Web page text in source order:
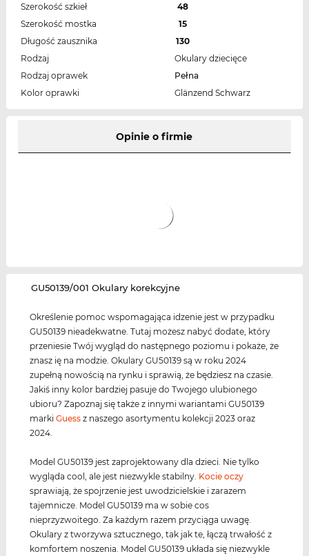
Szerokość szkieł
48
Szerokość mostka
15
Długość zausznika
130
Rodzaj
Okulary dziecięce
Rodzaj oprawek
Pełna
Kolor oprawki
Glänzend Schwarz
Opinie o firmie
‌GU50139/001 Okulary korekcyjne
Określenie pomoc wspomagająca idzenie jest w przypadku
GU50139 nieadekwatne. Tutaj możesz nabyć dodate, który
przeniesie Twój wygląd do następnego poziomu i pokaże, że
znasz ię na modzie. Okulary GU50139 są w roku 2024
zupełną nowością na rynku i sprawią, że będziesz na czasie.
Jakiś inny kolor bardziej pasuje do Twojego ulubionego
ubioru? Zapoznaj się także z innymi wariantami GU50139
markiGuess z naszego asortymentu kolekcji 2023 oraz
2024.
Model GU50139 jest zaprojektowany dla dzieci. Nie tylko
wygląda cool, ale jest niezwykle stabilny. Kocie oczy
sprawiają, że spojrzenie jest uwodzicielskie i zarazem
tajemnicze. Model GU50139 ma w sobie cos
nieprzyzwoitego. Za każdym razem przyciąga uwagę.
Okulary z tworzywa sztucznego, tak jak te, łączą trwałość z
komfortem noszenia. Model GU50139 układa się niezwykle